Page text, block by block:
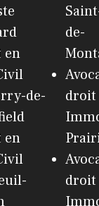
en
de-
en
de-
droit
droit